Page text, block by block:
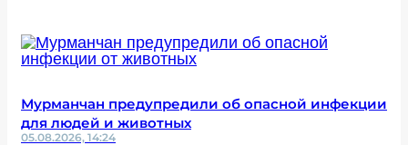
Мурманчан предупредили об опасной инфекции
для людей и животных
05.08.2026, 14:24